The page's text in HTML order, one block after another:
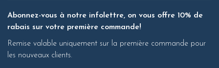
Abonnez-vous à notre infolettre, on vous offre 10% de
rabais sur votre première commande!
Remise valable uniquement sur la première commande pour
les nouveaux clients.